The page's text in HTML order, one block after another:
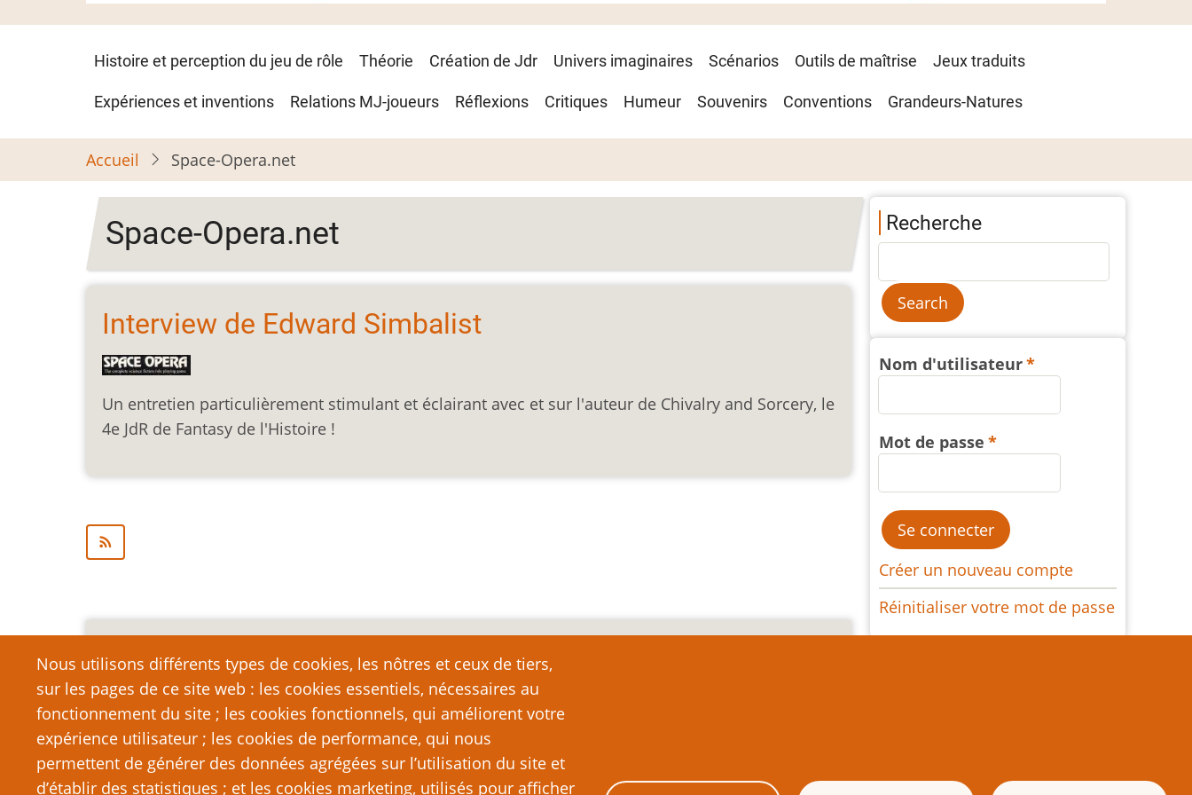
Navigation
principale
Histoire et perception du jeu de rôle Théorie Création de Jdr Univers imaginaires Scénarios Outils de maîtrise Jeux traduits
Expériences et inventions Relations MJ-joueurs Réflexions Critiques Humeur Souvenirs Conventions Grandeurs-Natures
Accueil Space-Opera.net
Space-Opera.net
Interview de Edward Simbalist
Un entretien particulièrement stimulant et éclairant avec et sur l'auteur de Chivalry and Sorcery, le
4e JdR de Fantasy de l'Histoire !
Nous utilisons différents types de cookies, les nôtres et ceux de tiers,
sur les pages de ce site web : les cookies essentiels, nécessaires au
fonctionnement du site ; les cookies fonctionnels, qui améliorent votre
expérience utilisateur ; les cookies de performance, qui nous
permettent de générer des données agrégées sur l’utilisation du site et
d’établir des statistiques ; et les cookies marketing, utilisés pour afficher
Mention légale importante
Nous vous encourageons à faire un lien vers cette page plutôt que de la copier ailleurs, car toute reproduction de texte
qui dépasse la longueur raisonnable d’une citation (c’est-à-dire, en règle générale, un ou deux paragraphes) est
strictement interdite. Si vous reproduisez une grande partie ou la totalité du texte de cette page sans l’autorisation écrite
de PTGPTB.fr, et que vous diffusez ladite copie publiquement (sites Web, blogs, forums, imprimés, etc.), vous reconnaissez
que vous commettez délibérément une violation des lois sur le droit d’auteur, c’est-à-dire un acte illégal passible de
poursuites judiciaires.
Recherche
Nom d'utilisateur
Mot de passe
Créer un nouveau compte
Réinitialiser votre mot de passe